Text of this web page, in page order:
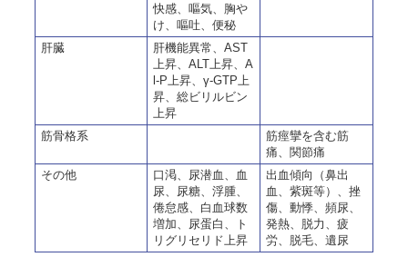
快感、嘔気、胸や
け、嘔吐、便秘
肝臓
肝機能異常、AST
上昇、ALT上昇、A
l-P上昇、γ-GTP上
昇、総ビリルビン
上昇
筋骨格系
筋痙攣を含む筋
痛、関節痛
その他
口渇、尿潜血、血
尿、尿糖、浮腫、
倦怠感、白血球数
増加、尿蛋白、ト
リグリセリド上昇
出血傾向（鼻出
血、紫斑等）、挫
傷、動悸、頻尿、
発熱、脱力、疲
労、脱毛、遺尿